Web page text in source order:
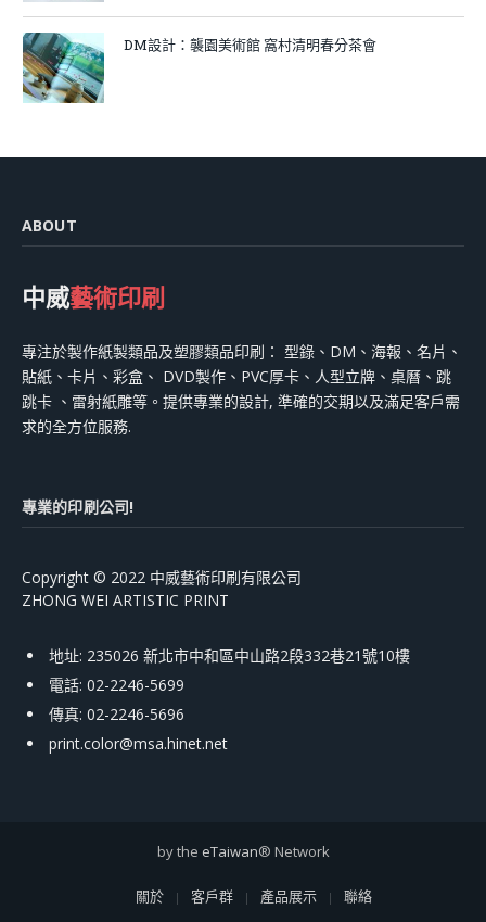
DM設計：襲園美術館 窩村清明春分茶會
ABOUT
中威藝術印刷
專注於製作紙製類品及塑膠類品印刷： 型錄、DM、海報、名片、
貼紙、卡片、彩盒、 DVD製作、PVC厚卡、人型立牌、桌曆、跳
跳卡 、雷射紙雕等。提供專業的設計, 準確的交期以及滿足客戶需
求的全方位服務.
專業的印刷公司!
Copyright © 2022 中威藝術印刷有限公司
ZHONG WEI ARTISTIC PRINT
地址: 235026 新北市中和區中山路2段332巷21號10樓
電話: 02-2246-5699
傳真: 02-2246-5696
print.color@msa.hinet.net
by the eTaiwan® Network
關於 客戶群 產品展示 聯絡